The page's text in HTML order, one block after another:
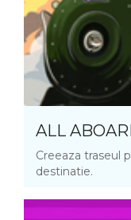
ALL
Creeaza traseul
destinatie.